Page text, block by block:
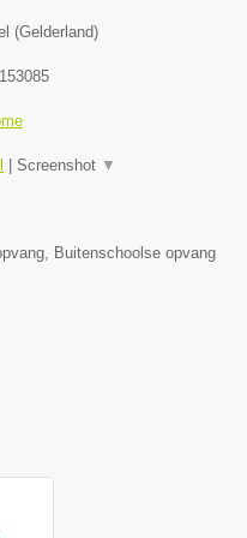
(Gelderland)
| Screenshot ▼
Buitenschoolse opvang